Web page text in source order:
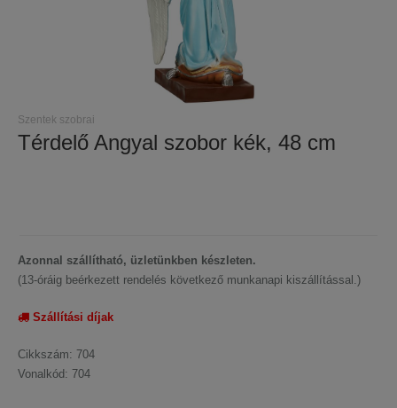
Szentek szobrai
Térdelő Angyal szobor kék, 48 cm
Azonnal szállítható, üzletünkben készleten.
(13-óráig beérkezett rendelés következő munkanapi kiszállítással.)
Szállítási díjak
Cikkszám: 704
Vonalkód: 704